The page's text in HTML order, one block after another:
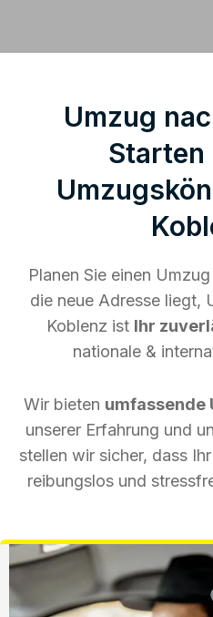
Umzug
Starten
Planen Sie einen
die neue Adresse liegt,
Koblenz ist Ihr
nationale &
Wir bieten umfassende
unserer Erfahrung und
stellen wir sicher, dass
reibungslos und